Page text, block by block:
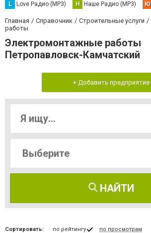
L Love Радио (MP3) Н Наше Радио (MP3) Ю
Главная Справочник Строительные услуги
работы
Электромонтажные работы
Петропавловск-Камчатский
+ Добавить предприятие
НАЙТИ
Сортировать: по рейтингу по просмотрам